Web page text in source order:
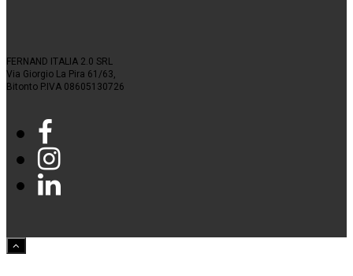
FERNAND ITALIA 2.0 SRL
Via Giorgio La Pira 61/63,
Bitonto P.IVA 08605130726